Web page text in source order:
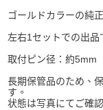
ゴールドカラーの純
左右1セットでの出品
取付ピン径：約5mm
長期保管品のため、
す。
状態は写真にてご確